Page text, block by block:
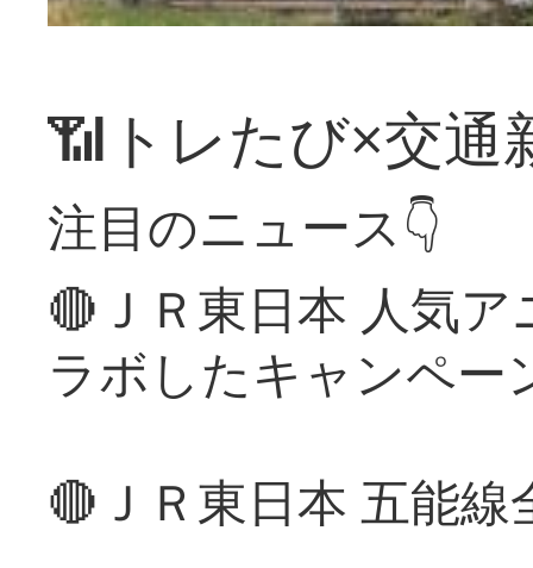
📶トレたび×交通
注目のニュース👇
🔴ＪＲ東日本 人気
ラボしたキャンペー
🔴ＪＲ東日本 五能